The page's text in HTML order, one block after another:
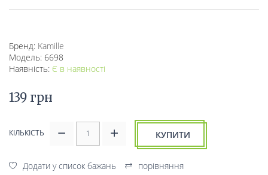
Бренд: Kamille
Модель: 6698
Наявність: Є в наявності
139 грн
КІЛЬКІСТЬ КУПИТИ
Додати у список бажань
порівняння